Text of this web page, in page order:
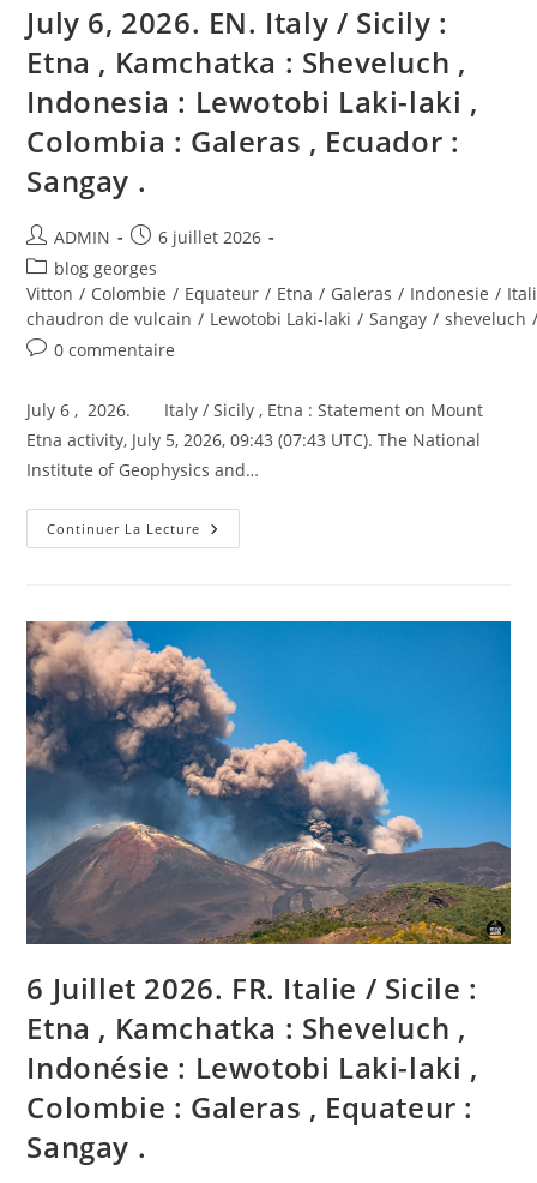
July 6, 2026. EN. Italy / Sicily :
Etna , Kamchatka : Sheveluch ,
Indonesia : Lewotobi Laki-laki ,
Colombia : Galeras , Ecuador :
Sangay .
Auteur/autrice
de
la
publication :
ADMIN
Publication
publiée :
6 juillet 2026
Post
category:
blog georges
Vitton / Colombie / Equateur / Etna / Galeras / Indonesie /
chaudron de vulcain / Lewotobi Laki-laki / Sangay / sheveluch
Commentaires
publication :
0 commentaire
July 6 , 2026. Italy / Sicily , Etna : Statement on Mount
Etna activity, July 5, 2026, 09:43 (07:43 UTC). The National
Institute of Geophysics and…
Continuer La Lecture July
6,
Sicily
Etna
,
Kamchatka
:
Sheveluch
,
Indonesia
:
Lewotobi
Laki-
Laki
,
Colombia
Galeras
,
Ecuador
:
.
6 Juillet 2026. FR. Italie / Sicile :
Etna , Kamchatka : Sheveluch ,
Indonésie : Lewotobi Laki-laki ,
Colombie : Galeras , Equateur :
Sangay .